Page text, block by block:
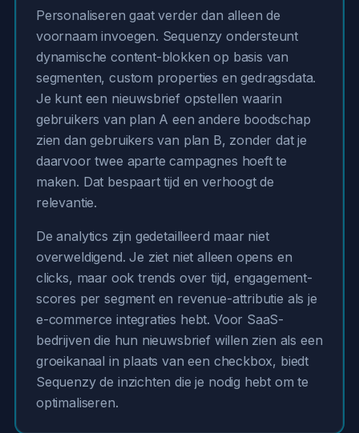
Personaliseren gaat verder dan alleen de
voornaam invoegen. Sequenzy ondersteunt
dynamische content-blokken op basis van
segmenten, custom properties en gedragsdata.
Je kunt een nieuwsbrief opstellen waarin
gebruikers van plan A een andere boodschap
zien dan gebruikers van plan B, zonder dat je
daarvoor twee aparte campagnes hoeft te
maken. Dat bespaart tijd en verhoogt de
relevantie.
De analytics zijn gedetailleerd maar niet
overweldigend. Je ziet niet alleen opens en
clicks, maar ook trends over tijd, engagement-
scores per segment en revenue-attributie als je
e-commerce integraties hebt. Voor SaaS-
bedrijven die hun nieuwsbrief willen zien als een
groeikanaal in plaats van een checkbox, biedt
Sequenzy de inzichten die je nodig hebt om te
optimaliseren.